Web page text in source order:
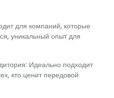
для компаний, которые
уникальный опыт для
Идеально подходит
кто ценит передовой